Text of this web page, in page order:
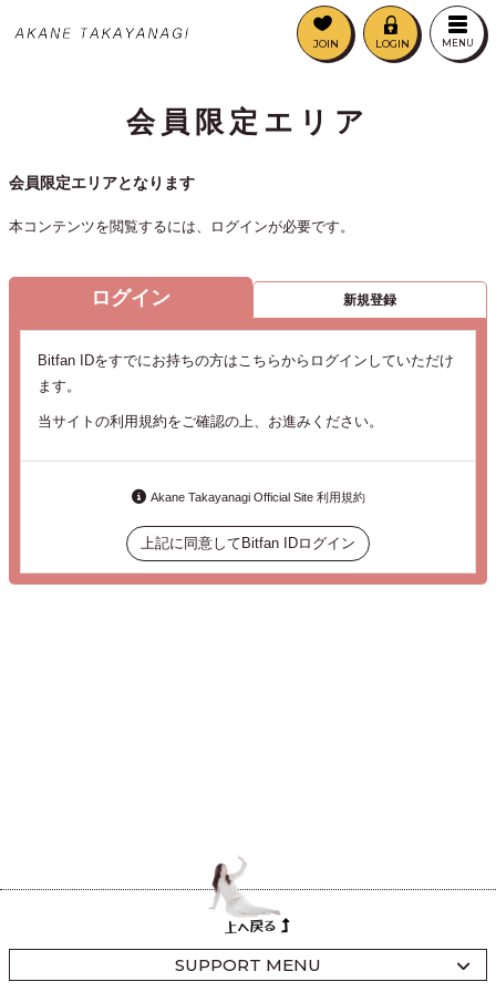
JOIN LOGIN MENU
会員限定エリア
会員限定エリアとなります
本コンテンツを閲覧するには、ログインが必要です。
ログイン 新規登録
Bitfan IDをすでにお持ちの方はこちらからログインしていただけ
ます。
当サイトの利用規約をご確認の上、お進みください。
Akane Takayanagi Official Site 利用規約
上記に同意してBitfan IDログイン
SUPPORT MENU